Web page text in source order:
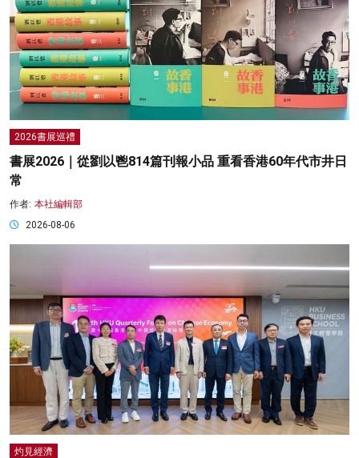
2026書展巡禮
書展2026｜從劉以鬯814篇刊報小品 重看香港60年代市井日
常
作者: 本社編輯部
2026-08-06
灼見經濟